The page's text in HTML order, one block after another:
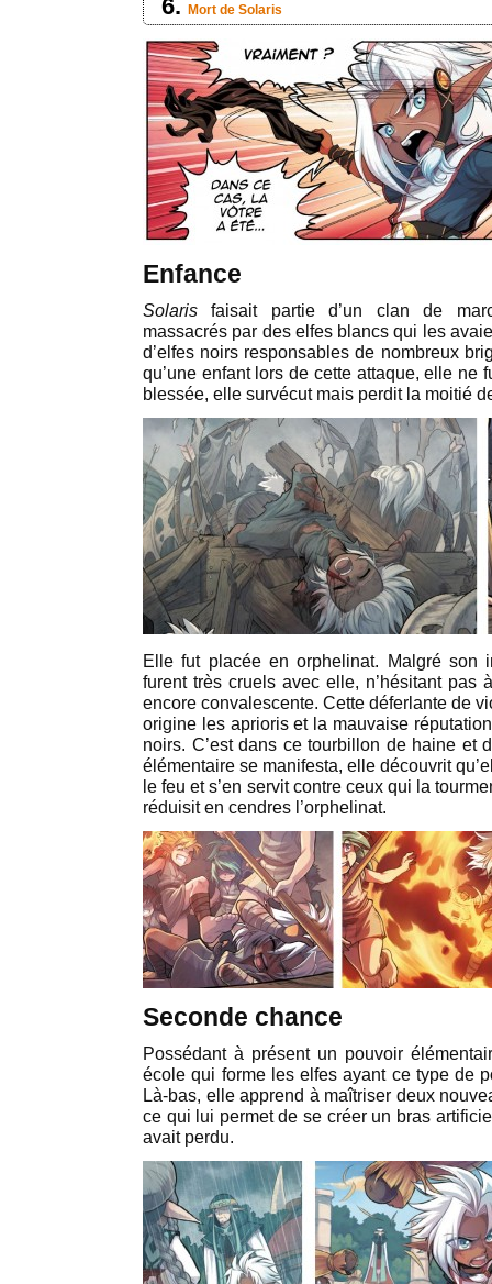
Mort de Solaris
Enfance
Solaris faisait partie d’un clan de
massacrés par des elfes blancs qui les
d’elfes noirs responsables de nombreux
qu’une enfant lors de cette attaque, elle ne
blessée, elle survécut mais perdit la moitié
Elle fut placée en orphelinat. Malgré son
furent très cruels avec elle, n’hésitant pas
encore convalescente. Cette déferlante de
origine les aprioris et la mauvaise
noirs. C’est dans ce tourbillon de haine et
élémentaire se manifesta, elle découvrit
le feu et s’en servit contre ceux qui la
réduisit en cendres l’orphelinat.
Seconde chance
Possédant à présent un pouvoir
école qui forme les elfes ayant ce type de
Là-bas, elle apprend à maîtriser deux
ce qui lui permet de se créer un bras
avait perdu.